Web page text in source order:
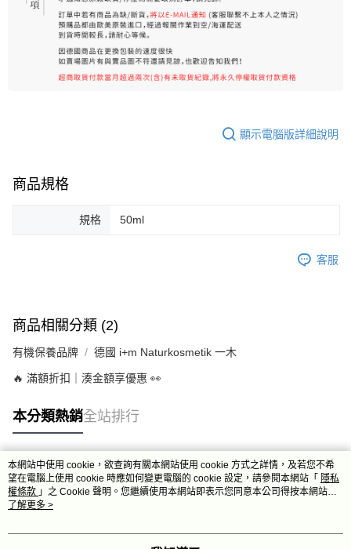
顯示電腦版詳細說明
商品規格
規格 50ml
客服
商品相關分類 (2)
有機保養品牌 德國 i+m Naturkosmetik 一木
🔥 滿額折扣｜湊金額享優惠 👀
本分類熱銷全站排行
熱門標籤
本網站中使用 cookie，欲查詢有關本網站使用 cookie 方式之詳情，及若您不希
望在電腦上使用 cookie 時應如何變更電腦的 cookie 設定，請參閱本網站「 隱私
權條款 」之 Cookie 聲明。您繼續使用本網站即表示您同意本公司得按本網站使
用條款之 Cookie 聲明使用 cookie。
了解更多 >